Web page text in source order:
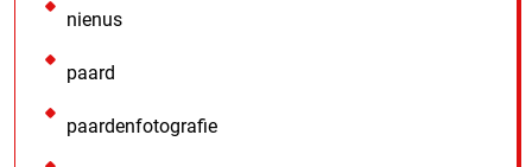
nienus
paard
paardenfotografie